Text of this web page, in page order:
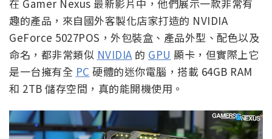
在 Gamer Nexus 最新影片中，他們展示一款非常有
趣的產品，來自國外客製化店家打造的 NVIDIA
GeForce 5027POS，外包裝盒、產品外型、配色以及
命名，都非常類似 NVIDIA 的 GPU 顯卡，但實際上它
是一台擁有全 PC 硬體的迷你電腦，搭載 64GB RAM
和 2TB 儲存空間，真的能開機使用。